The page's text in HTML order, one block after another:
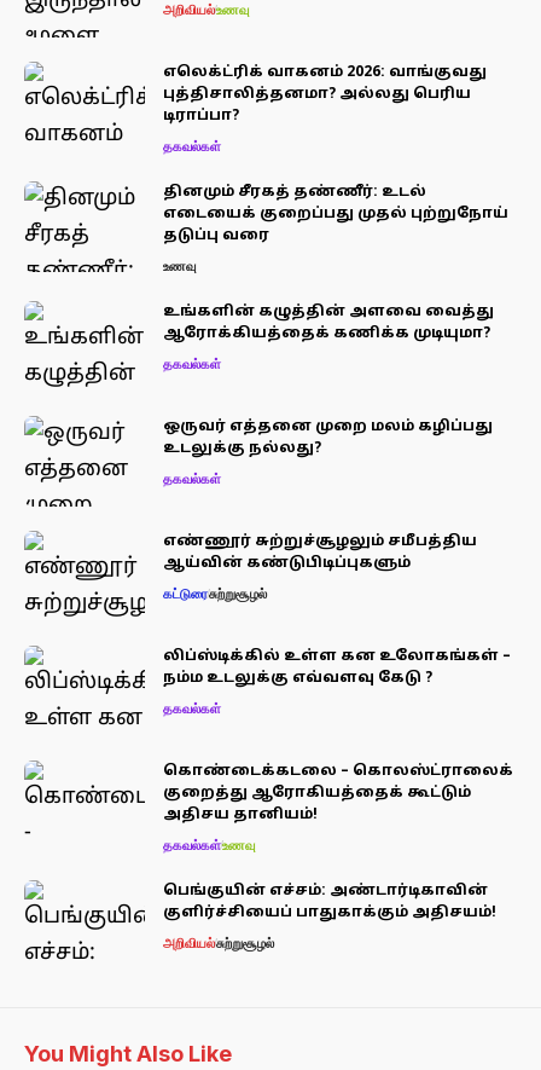
அறிவியல்உணவு
எலெக்ட்ரிக் வாகனம் 2026: வாங்குவது
புத்திசாலித்தனமா? அல்லது பெரிய
டிராப்பா?
தகவல்கள்
தினமும் சீரகத் தண்ணீர்: உடல்
எடையைக் குறைப்பது முதல் புற்றுநோய்
தடுப்பு வரை
உணவு
உங்களின் கழுத்தின் அளவை வைத்து
ஆரோக்கியத்தைக் கணிக்க முடியுமா?
தகவல்கள்
ஒருவர் எத்தனை முறை மலம் கழிப்பது
உடலுக்கு நல்லது?
தகவல்கள்
எண்ணூர் சுற்றுச்சூழலும் சமீபத்திய
ஆய்வின் கண்டுபிடிப்புகளும்
கட்டுரைசுற்றுசூழல்
லிப்ஸ்டிக்கில் உள்ள கன உலோகங்கள் –
நம்ம உடலுக்கு எவ்வளவு கேடு ?
தகவல்கள்
கொண்டைக்கடலை – கொலஸ்ட்ராலைக்
குறைத்து ஆரோகியத்தைக் கூட்டும்
அதிசய தானியம்!
தகவல்கள்உணவு
பெங்குயின் எச்சம்: அண்டார்டிகாவின்
குளிர்ச்சியைப் பாதுகாக்கும் அதிசயம்!
அறிவியல்சுற்றுசூழல்
You Might Also Like